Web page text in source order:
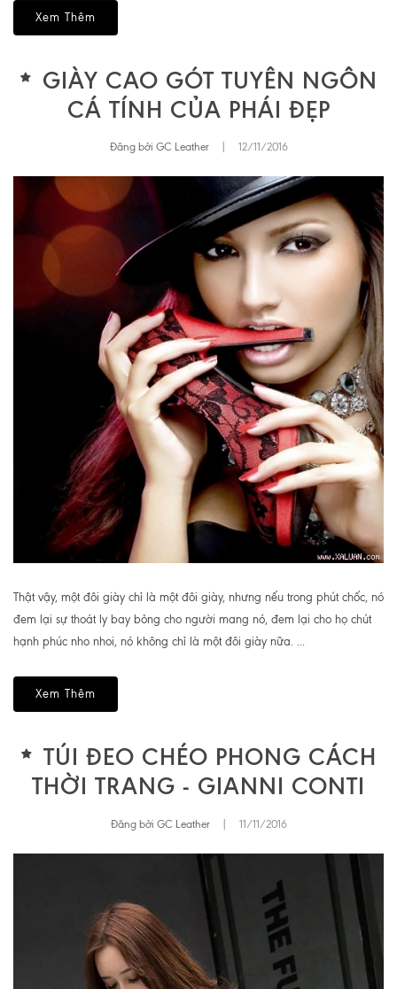
Xem Thêm
GIÀY CAO GÓT TUYÊN NGÔN
CÁ TÍNH CỦA PHÁI ĐẸP
Đăng bởi GC Leather 12/11/2016
Thật vậy, một đôi giày chỉ là một đôi giày, nhưng nếu trong phút chốc, nó
đem lại sự thoát ly bay bỏng cho người mang nó, đem lại cho họ chút
hạnh phúc nho nhoi, nó không chỉ là một đôi giày nữa. ...
Xem Thêm
TÚI ĐEO CHÉO PHONG CÁCH
THỜI TRANG - GIANNI CONTI
Đăng bởi GC Leather 11/11/2016